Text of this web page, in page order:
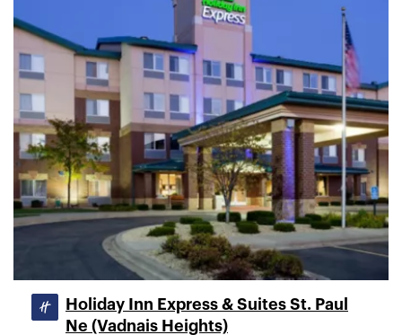
Holiday Inn Express & Suites St. Paul
Ne (Vadnais Heights)